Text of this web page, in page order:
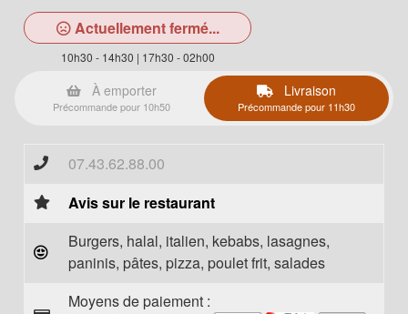
Actuellement fermé...
10h30 - 14h30 | 17h30 - 02h00
À emporter
Précommande pour 10h50
Livraison
Précommande pour 11h30
07.43.62.88.00
Avis sur le restaurant
Burgers, halal, italien, kebabs, lasagnes,
paninis, pâtes, pizza, poulet frit, salades
Moyens de paiement :